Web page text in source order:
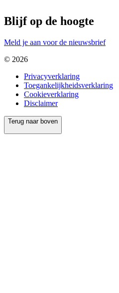
Blijf op de hoogte
Meld je aan voor de nieuwsbrief
© 2026
Privacyverklaring
Toegankelijkheidsverklaring
Cookieverklaring
Disclaimer
Terug naar boven